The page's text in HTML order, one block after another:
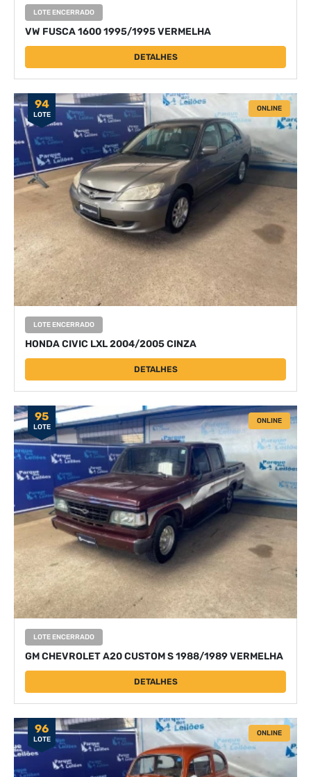
LOTE ENCERRADO
VW FUSCA 1600 1995/1995 VERMELHA
DETALHES
94
LOTE
ONLINE
LOTE ENCERRADO
HONDA CIVIC LXL 2004/2005 CINZA
DETALHES
95
LOTE
ONLINE
LOTE ENCERRADO
GM CHEVROLET A20 CUSTOM S 1988/1989 VERMELHA
DETALHES
96
LOTE
ONLINE